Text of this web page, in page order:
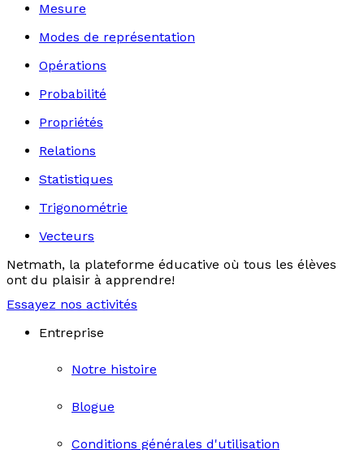
Mesure
Modes de représentation
Opérations
Probabilité
Propriétés
Relations
Statistiques
Trigonométrie
Vecteurs
Netmath, la plateforme éducative où tous les élèves
ont du plaisir à apprendre!
Essayez nos activités
Entreprise
Notre histoire
Blogue
Conditions générales d'utilisation